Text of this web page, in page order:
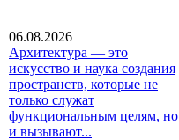
06.08.2026
Архитектура — это
искусство и наука создания
пространств, которые не
только служат
функциональным целям, но
и вызывают...